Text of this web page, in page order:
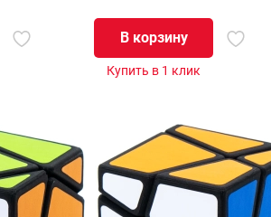
В корзину
Купить в 1 клик